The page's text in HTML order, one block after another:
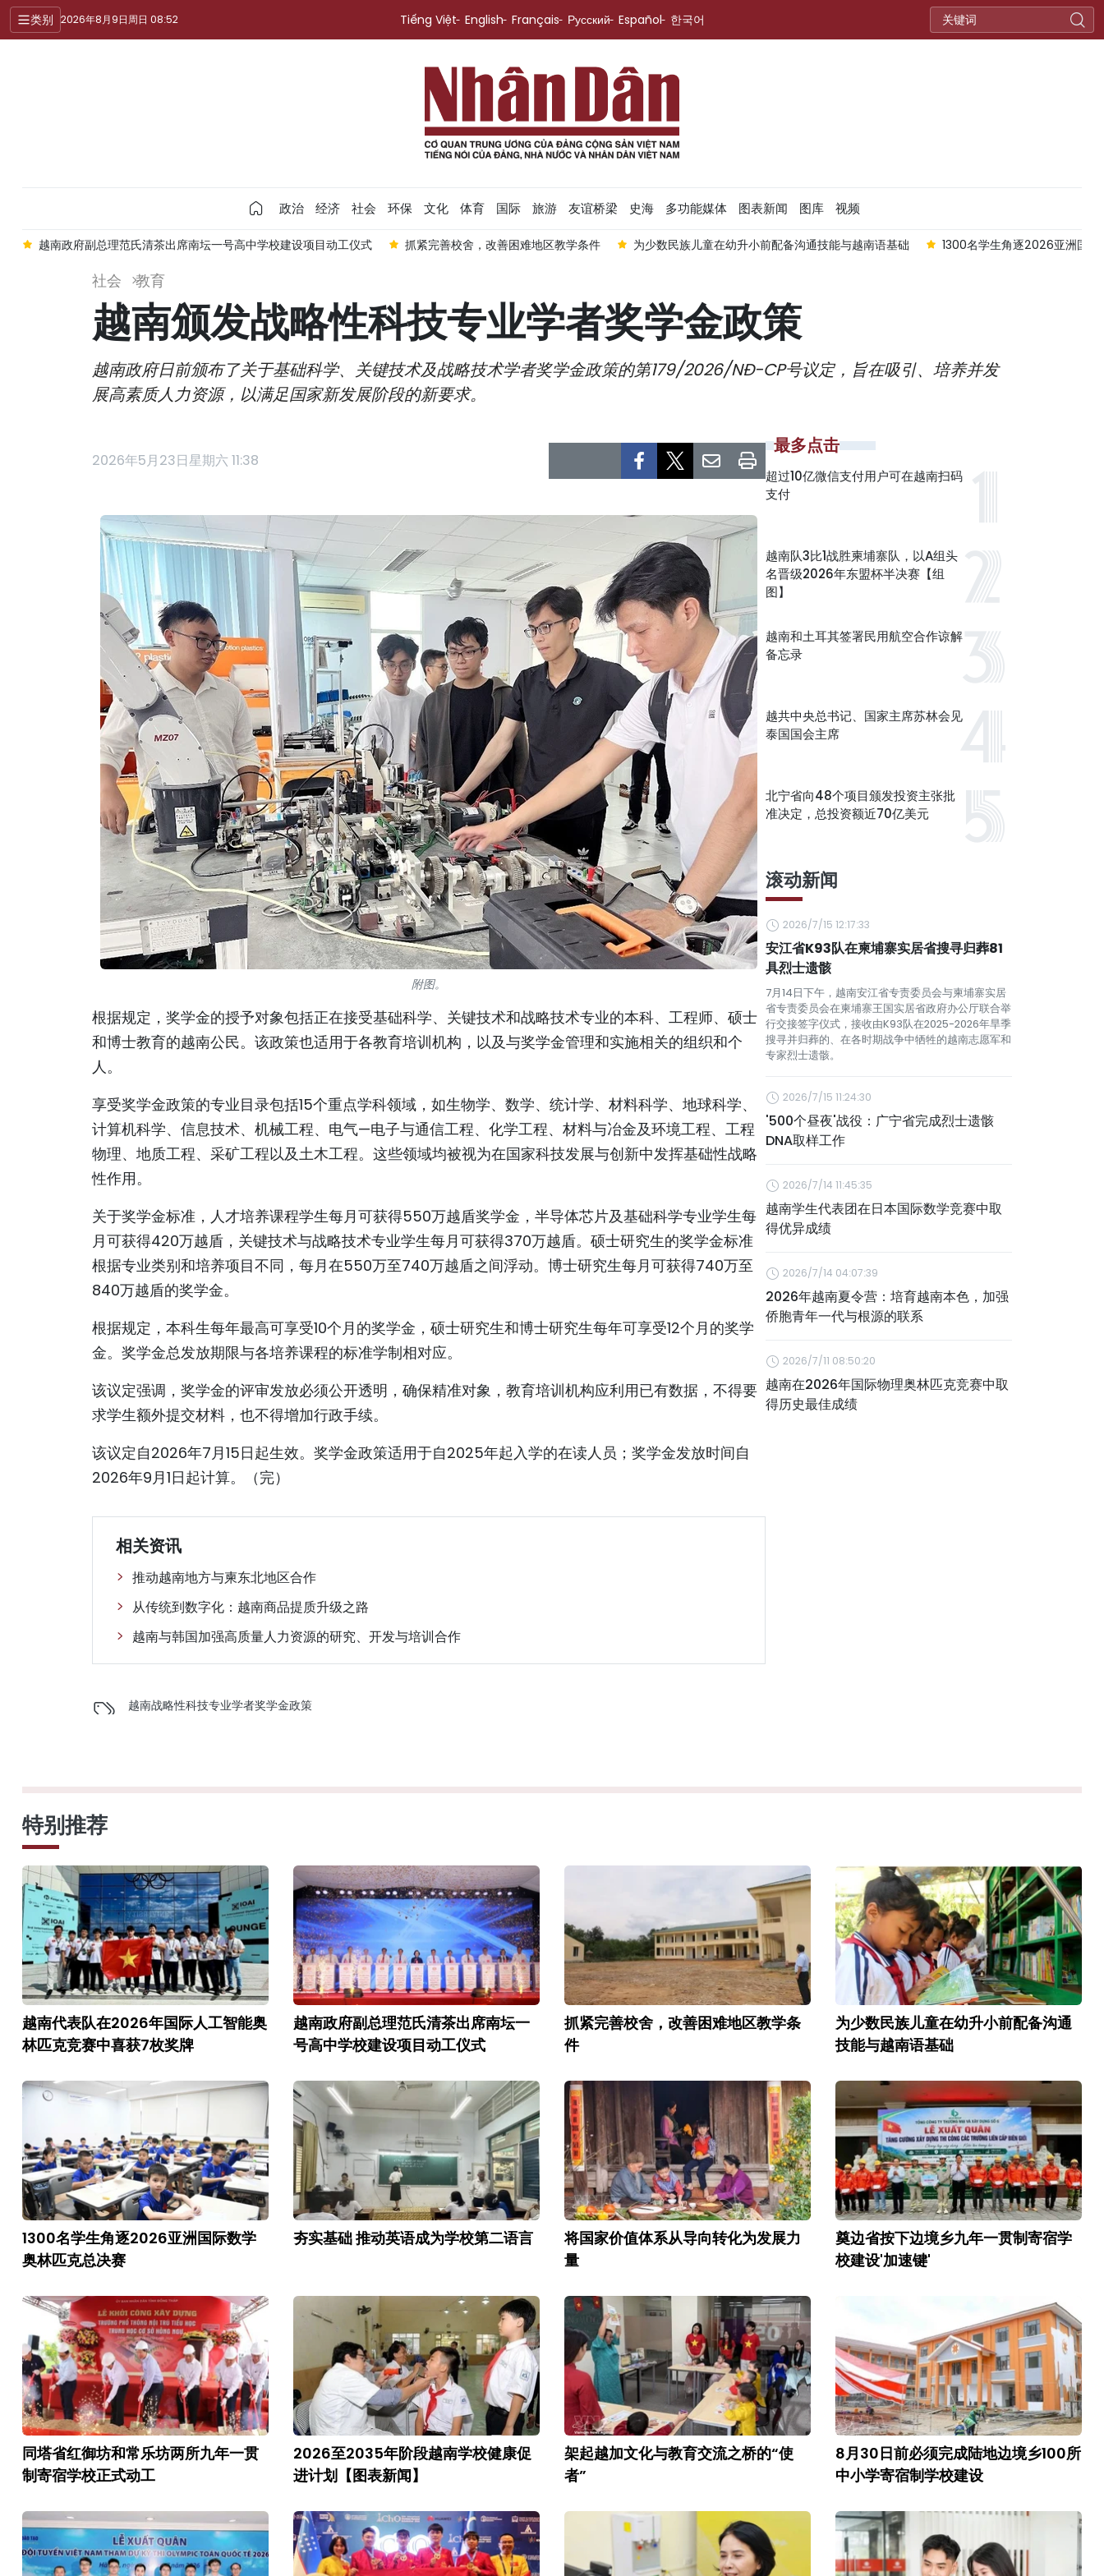
类别 2026年8月9日周日 08:52 Tiếng Việt English Français Русский Español 한국어
政治 经济 社会 环保 文化 体育 国际 旅游 友谊桥梁 史海 多功能媒体 图表新闻 图库 视频
越南政府副总理范氏清茶出席南坛一号高中学校建设项目动工仪式 抓紧完善校舍，改善困难地区教学条件 为少数民族儿童在幼升小前配备沟通技能与越南语基础 1300名学生角逐2026亚洲国际
社会 教育
越南颁发战略性科技专业学者奖学金政策
越南政府日前颁布了关于基础科学、关键技术及战略技术学者奖学金政策的第179/2026/NĐ-CP号议定，旨在吸引、培养并发
展高素质人力资源，以满足国家新发展阶段的新要求。
2026年5月23日星期六 11:38
附图。
根据规定，奖学金的授予对象包括正在接受基础科学、关键技术和战略技术专业的本科、工程师、硕士
和博士教育的越南公民。该政策也适用于各教育培训机构，以及与奖学金管理和实施相关的组织和个
人。
享受奖学金政策的专业目录包括15个重点学科领域，如生物学、数学、统计学、材料科学、地球科学、
计算机科学、信息技术、机械工程、电气—电子与通信工程、化学工程、材料与冶金及环境工程、工程
物理、地质工程、采矿工程以及土木工程。这些领域均被视为在国家科技发展与创新中发挥基础性战略
性作用。
关于奖学金标准，人才培养课程学生每月可获得550万越盾奖学金，半导体芯片及基础科学专业学生每
月可获得420万越盾，关键技术与战略技术专业学生每月可获得370万越盾。硕士研究生的奖学金标准
根据专业类别和培养项目不同，每月在550万至740万越盾之间浮动。博士研究生每月可获得740万至
840万越盾的奖学金。
根据规定，本科生每年最高可享受10个月的奖学金，硕士研究生和博士研究生每年可享受12个月的奖学
金。奖学金总发放期限与各培养课程的标准学制相对应。
该议定强调，奖学金的评审发放必须公开透明，确保精准对象，教育培训机构应利用已有数据，不得要
求学生额外提交材料，也不得增加行政手续。
该议定自2026年7月15日起生效。奖学金政策适用于自2025年起入学的在读人员；奖学金发放时间自
2026年9月1日起计算。（完）
相关资讯
推动越南地方与柬东北地区合作
从传统到数字化：越南商品提质升级之路
越南与韩国加强高质量人力资源的研究、开发与培训合作
越南战略性科技专业学者奖学金政策
最多点击
超过10亿微信支付用户可在越南扫码
支付
越南队3比1战胜柬埔寨队，以A组头
名晋级2026年东盟杯半决赛【组
图】
越南和土耳其签署民用航空合作谅解
备忘录
越共中央总书记、国家主席苏林会见
泰国国会主席
北宁省向48个项目颁发投资主张批
准决定，总投资额近70亿美元
滚动新闻
2026/7/15 12:17:33
安江省K93队在柬埔寨实居省搜寻归葬81
具烈士遗骸
7月14日下午，越南安江省专责委员会与柬埔寨实居
省专责委员会在柬埔寨王国实居省政府办公厅联合举
行交接签字仪式，接收由K93队在2025-2026年旱季
搜寻并归葬的、在各时期战争中牺牲的越南志愿军和
专家烈士遗骸。
2026/7/15 11:24:30
'500个昼夜'战役：广宁省完成烈士遗骸
DNA取样工作
2026/7/14 11:45:35
越南学生代表团在日本国际数学竞赛中取
得优异成绩
2026/7/14 04:07:39
2026年越南夏令营：培育越南本色，加强
侨胞青年一代与根源的联系
2026/7/11 08:50:20
越南在2026年国际物理奥林匹克竞赛中取
得历史最佳成绩
特别推荐
越南代表队在2026年国际人工智能奥
林匹克竞赛中喜获7枚奖牌
越南政府副总理范氏清茶出席南坛一
号高中学校建设项目动工仪式
抓紧完善校舍，改善困难地区教学条
件
为少数民族儿童在幼升小前配备沟通
技能与越南语基础
1300名学生角逐2026亚洲国际数学
奥林匹克总决赛
夯实基础 推动英语成为学校第二语言
将国家价值体系从导向转化为发展力
量
奠边省按下边境乡九年一贯制寄宿学
校建设'加速键'
同塔省红御坊和常乐坊两所九年一贯
制寄宿学校正式动工
2026至2035年阶段越南学校健康促
进计划【图表新闻】
架起越加文化与教育交流之桥的“使
者”
8月30日前必须完成陆地边境乡100所
中小学寄宿制学校建设